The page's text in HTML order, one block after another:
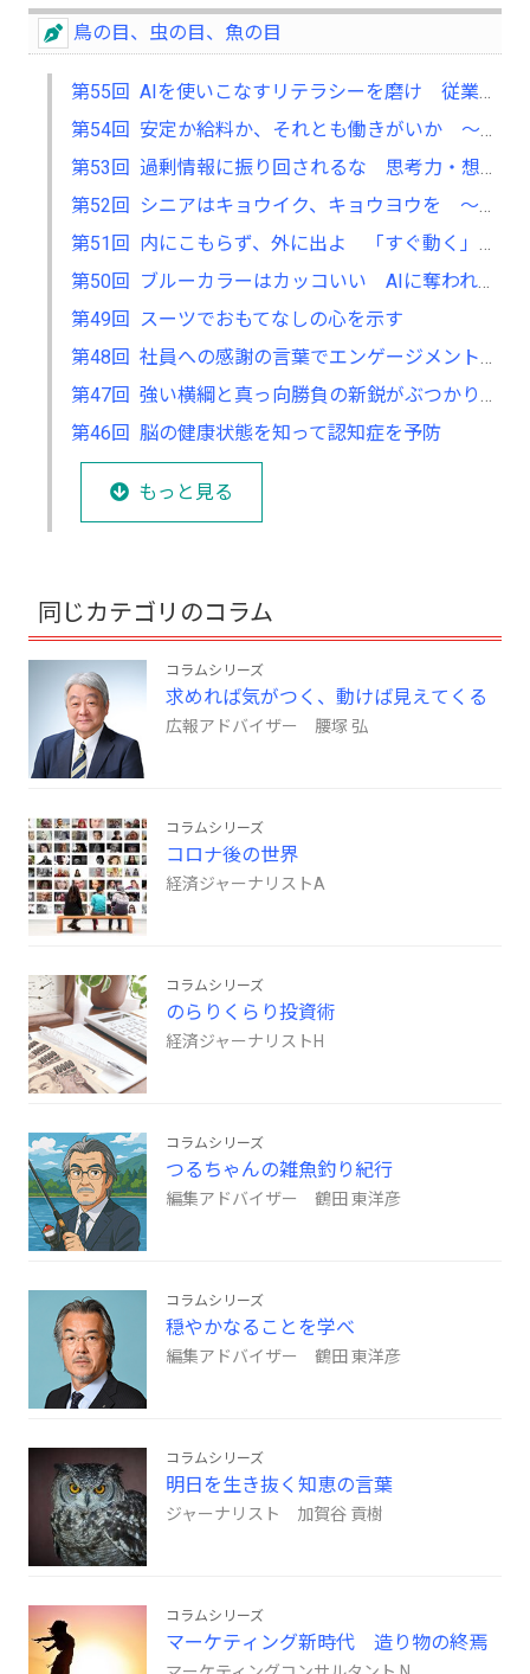
鳥の目、虫の目、魚の目
第49回 スーツでおもてなしの心を示す
第46回 脳の健康状態を知って認知症を予防
もっと見る
同じカテゴリのコラム
コラムシリーズ
求めれば気がつく、動けば見えてくる
広報アドバイザー 腰塚 弘
コラムシリーズ
コロナ後の世界
経済ジャーナリストA
コラムシリーズ
のらりくらり投資術
経済ジャーナリストH
コラムシリーズ
つるちゃんの雑魚釣り紀行
編集アドバイザー 鶴田 東洋彦
コラムシリーズ
穏やかなることを学べ
編集アドバイザー 鶴田 東洋彦
コラムシリーズ
明日を生き抜く知恵の言葉
ジャーナリスト 加賀谷 貢樹
コラムシリーズ
マーケティング新時代 造り物の終焉